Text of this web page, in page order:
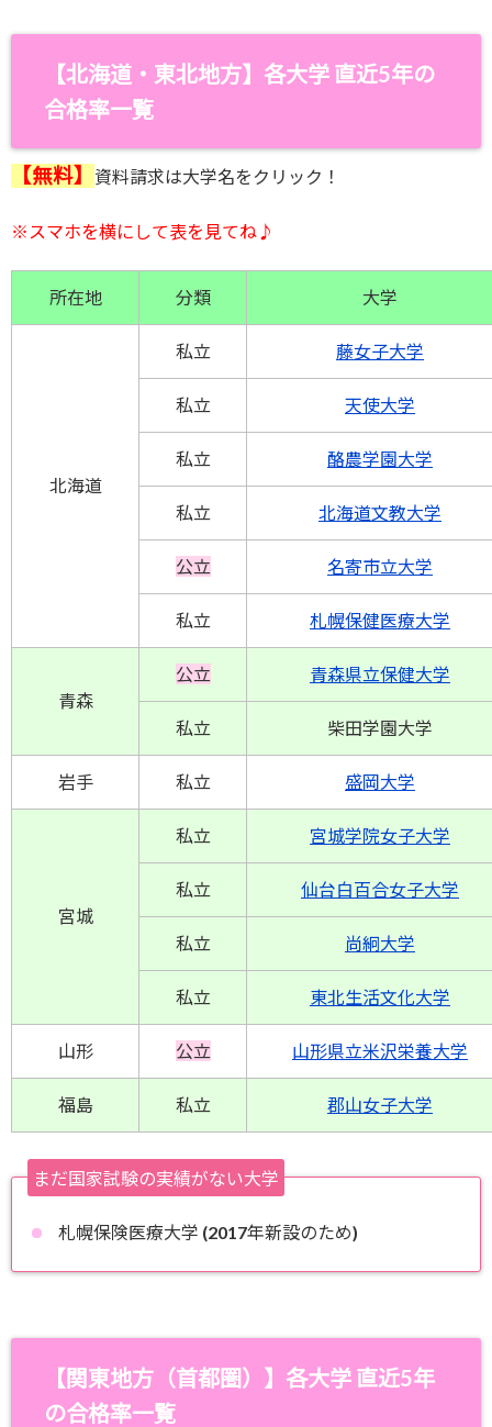
【北海道・東北地方】 各大学 直近5年の
合格率一覧
【無料】 資料請求は大学名をクリック！
※スマホを横にして表を見てね♪
所在地 分類 大学
北海道
私立 藤女子大学
私立 天使大学
私立 酪農学園大学
私立 北海道文教大学
公立 名寄市立大学
私立 札幌保健医療大学
青森
公立 青森県立保健大学
私立 柴田学園大学
岩手 私立 盛岡大学
宮城
私立 宮城学院女子大学
私立 仙台白百合女子大学
私立 尚絅大学
私立 東北生活文化大学
山形 公立 山形県立米沢栄養大学
福島 私立 郡山女子大学
まだ国家試験の実績がない大学
札幌保険医療大学 (2017年新設のため)
【関東地方（首都圏）】 各大学 直近5年
の合格率一覧